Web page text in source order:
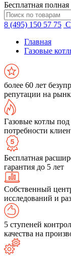
Бесплатная
8 (495) 150 57 75
Главная
Газовые
более 60 лет
репутации на
Газовые котлы
потребности
Бесплатная
гарантия до 5 лет
Собственный
исследований и
5 ступеней
качества на